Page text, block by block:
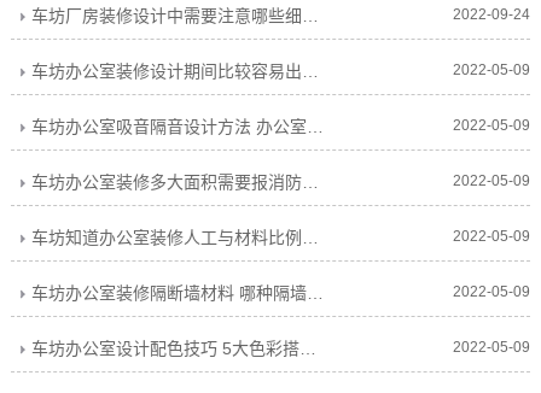
车坊厂房装修设计中需要注意哪些细节和误区（精） 2022-09-24
车坊办公室装修设计期间比较容易出现的问题 2022-05-09
车坊办公室吸音隔音设计方法 办公室装修隔音怎么设计 2022-05-09
车坊办公室装修多大面积需要报消防审批 如果要报消防需要多久 2022-05-09
车坊知道办公室装修人工与材料比例吗？及各工种人工价格 2022-05-09
车坊办公室装修隔断墙材料 哪种隔墙材料隔音好 2022-05-09
车坊办公室设计配色技巧 5大色彩搭配指南 2022-05-09